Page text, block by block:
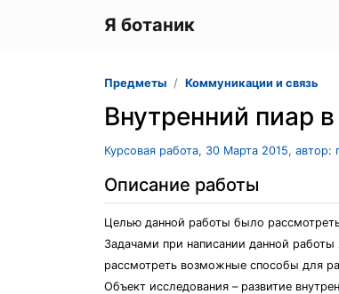
Я ботаник
Предметы Коммуникации и связь
Внутренний пиар
Курсовая работа, 30 Марта 2015, автор:
Описание работы
Целью данной работы было рассмотреть
Задачами при написании данной работы
рассмотреть возможные способы для
Объект исследования – развитие